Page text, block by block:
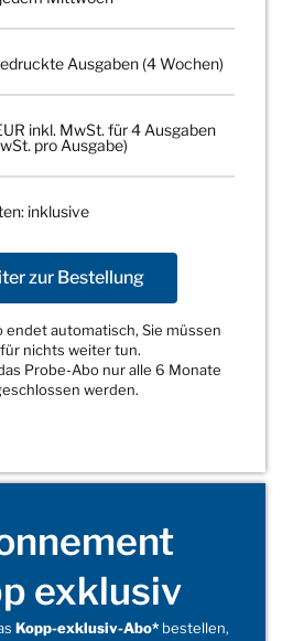
Ausgaben (4 Wochen)
inkl. MwSt. für 4 Ausgaben
pro Ausgabe)
inklusive
zur Bestellung
endet automatisch, Sie müssen
nichts weiter tun.
Probe-Abo nur alle 6 Monate
werden.
exklusiv
Kopp-exklusiv-Abo*bestellen,